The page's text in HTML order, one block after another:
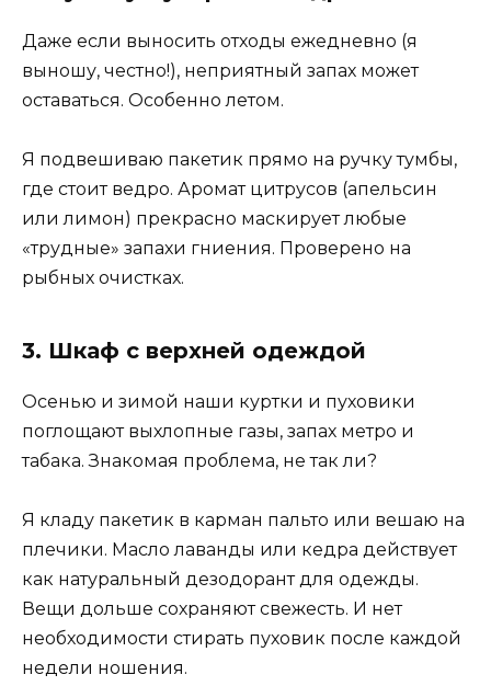
Даже если выносить отходы ежедневно (я
выношу, честно!), неприятный запах может
оставаться. Особенно летом.
Я подвешиваю пакетик прямо на ручку тумбы,
где стоит ведро. Аромат цитрусов (апельсин
или лимон) прекрасно маскирует любые
«трудные» запахи гниения. Проверено на
рыбных очистках.
3. Шкаф с верхней одеждой
Осенью и зимой наши куртки и пуховики
поглощают выхлопные газы, запах метро и
табака. Знакомая проблема, не так ли?
Я кладу пакетик в карман пальто или вешаю на
плечики. Масло лаванды или кедра действует
как натуральный дезодорант для одежды.
Вещи дольше сохраняют свежесть. И нет
необходимости стирать пуховик после каждой
недели ношения.